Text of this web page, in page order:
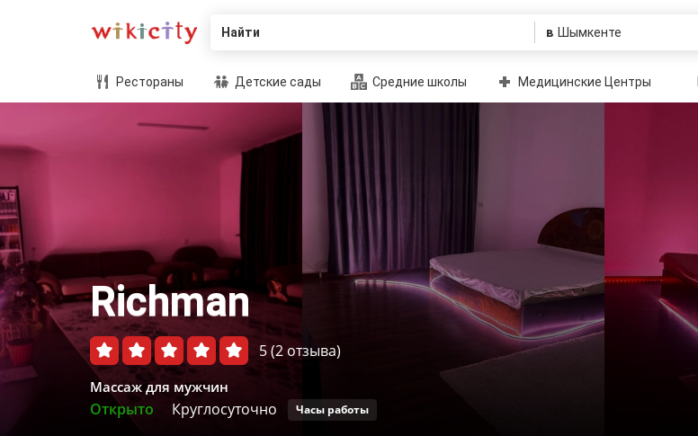
Найти в
Рестораны Детские сады Средние школы Медицинские Центры
Richman
5(2 отзыва)
Массаж для мужчин
Открыто Круглосуточно Часы работы